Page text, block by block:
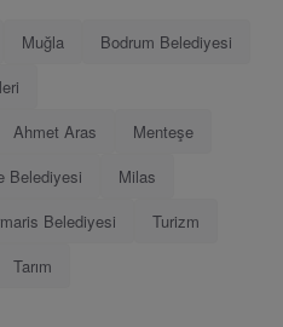
Muğla
Bodrum Belediyesi
Ahmet Aras
Menteşe
Belediyesi
Milas
Belediyesi
Turizm
Tarım